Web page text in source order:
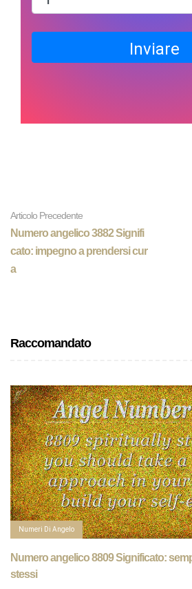
Inviare
Articolo Precedente
Numero angelico 3882 Signifi
cato: impegno a prendersi cur
a
Raccomandato
Numeri Di Angelo
Numero angelico 8809 Significato:
stessi